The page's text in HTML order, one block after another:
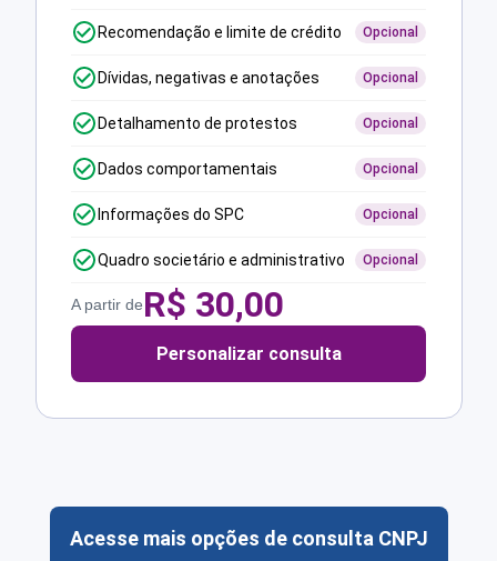
Recomendação e limite de crédito Opcional
Dívidas, negativas e anotações Opcional
Detalhamento de protestos Opcional
Dados comportamentais Opcional
Informações do SPC Opcional
Quadro societário e administrativo Opcional
A partir deR$ 30,00
Personalizar consulta
Acesse mais opções de consulta CNPJ